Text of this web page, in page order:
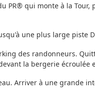
PR® qui monte à la
une plus large piste
des randonneurs.
la bergerie écroulée
Arriver à une grande